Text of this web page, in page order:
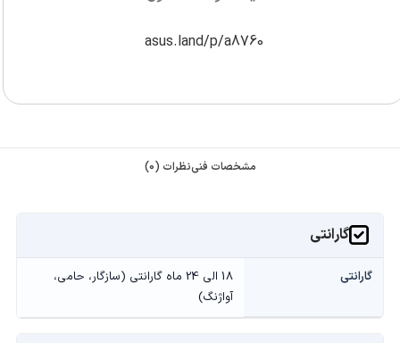
asus.land/p/a8760
مشخصات فنینظرات (0)
گارانتی
گارانتی
18 الی 24 ماه گارانتی (سازگار، حامی،
آواژنگ)